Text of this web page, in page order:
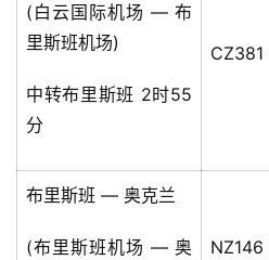
(白云国际机场 — 布
里斯班机场)
中转布里斯班 2时55
分
CZ381
布里斯班 — 奥克兰
(布里斯班机场 — 奥
NZ146